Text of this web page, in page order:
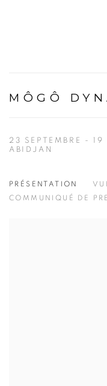
MÔGÔ
23 SEPTEMBRE -
ABIDJAN
PRÉSENTATION
COMMUNIQUÉ DE